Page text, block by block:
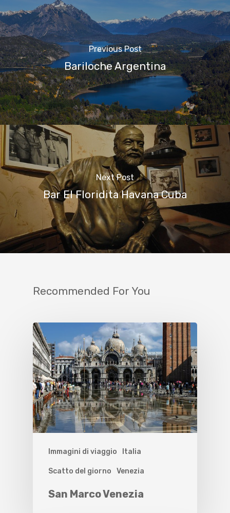
Previous Post
Bariloche Argentina
Next Post
Bar El Floridita Havana Cuba
Recommended For You
Immagini di viaggio Italia
Scatto del giorno Venezia
San Marco Venezia